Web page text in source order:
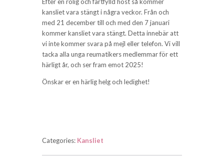
kansliet vara stängt i några veckor. Från och
med 21 december till och med den 7 januari
kommer kansliet vara stängt. Detta innebär att
vi inte kommer svara på mejl eller telefon. Vi vill
tacka alla unga reumatikers medlemmar för ett
härligt år, och ser fram emot 2025!
Önskar er en härlig helg och ledighet!
Categories: Kansliet